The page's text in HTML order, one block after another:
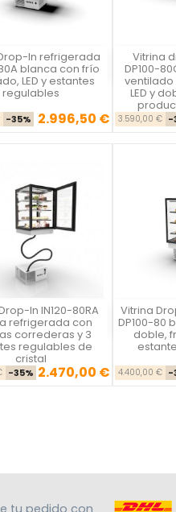
In refrigerada
blanca con frío
LED y estantes
regulables
Precio base
-35% Precio
2.996,50 €

rápida Vitrina
DP100-
ventilado
LED y
3.590,00 € -
In IN120-80RA
refrigerada con
correderas y 3
regulables de
cristal
Precio base
-35% Precio
2.470,00 €

rápida Vitrina
DP100-80
doble,
4.400,00 € -
tu pedido con